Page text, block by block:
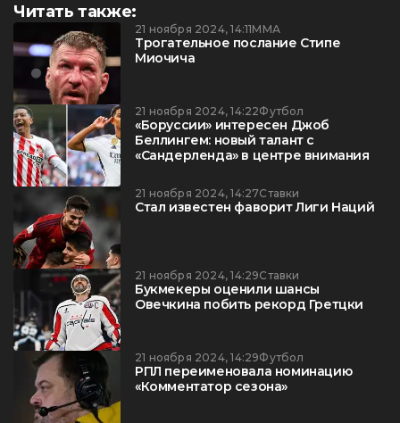
Читать также:
21 ноября 2024, 14:11ММА
Трогательное послание Стипе
Миочича
21 ноября 2024, 14:22Футбол
«Боруссии» интересен Джоб
Беллингем: новый талант с
«Сандерленда» в центре внимания
21 ноября 2024, 14:27Ставки
Стал известен фаворит Лиги Наций
21 ноября 2024, 14:29Ставки
Букмекеры оценили шансы
Овечкина побить рекорд Гретцки
21 ноября 2024, 14:29Футбол
РПЛ переименовала номинацию
«Комментатор сезона»